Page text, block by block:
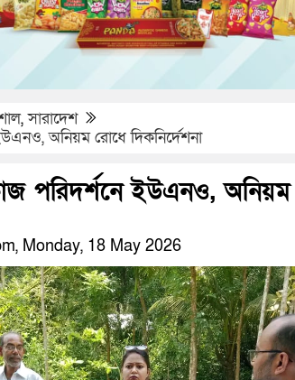
,সারাদেশ
অনিয়ম রোধে দিকনির্দেশনা
পরিদর্শনে ইউএনও, অনিয়ম
Monday, 18 May 2026